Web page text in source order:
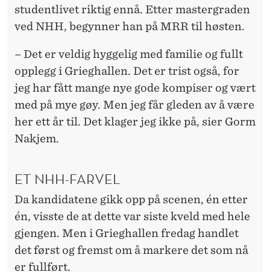
studentlivet riktig ennå. Etter mastergraden
ved NHH, begynner han på MRR til høsten.
– Det er veldig hyggelig med familie og fullt
opplegg i Grieghallen. Det er trist også, for
jeg har fått mange nye gode kompiser og vært
med på mye gøy. Men jeg får gleden av å være
her ett år til. Det klager jeg ikke på, sier Gorm
Nakjem.
ET NHH-FARVEL
Da kandidatene gikk opp på scenen, én etter
én, visste de at dette var siste kveld med hele
gjengen. Men i Grieghallen fredag handlet
det først og fremst om å markere det som nå
er fullført.